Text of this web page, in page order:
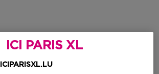
ICI PARIS XL